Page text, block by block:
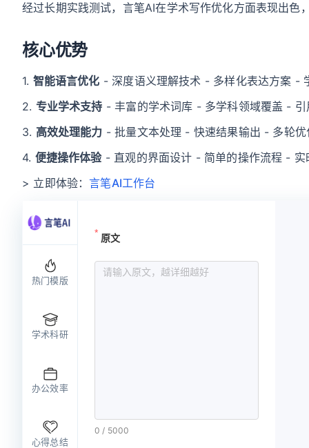
经过长期实践测试，言笔AI在学术写作优化方面表现出色
核心优势
1. 智能语言优化 - 深度语义理解技术 - 多样化表达方案 -
2. 专业学术支持 - 丰富的学术词库 - 多学科领域覆盖 - 引
3. 高效处理能力 - 批量文本处理 - 快速结果输出 - 多轮优
4. 便捷操作体验- 直观的界面设计 - 简单的操作流程 - 实
> 立即体验：言笔AI工作台
热门模版
学术科研
办公效率
心得总结
原文
0 / 5000